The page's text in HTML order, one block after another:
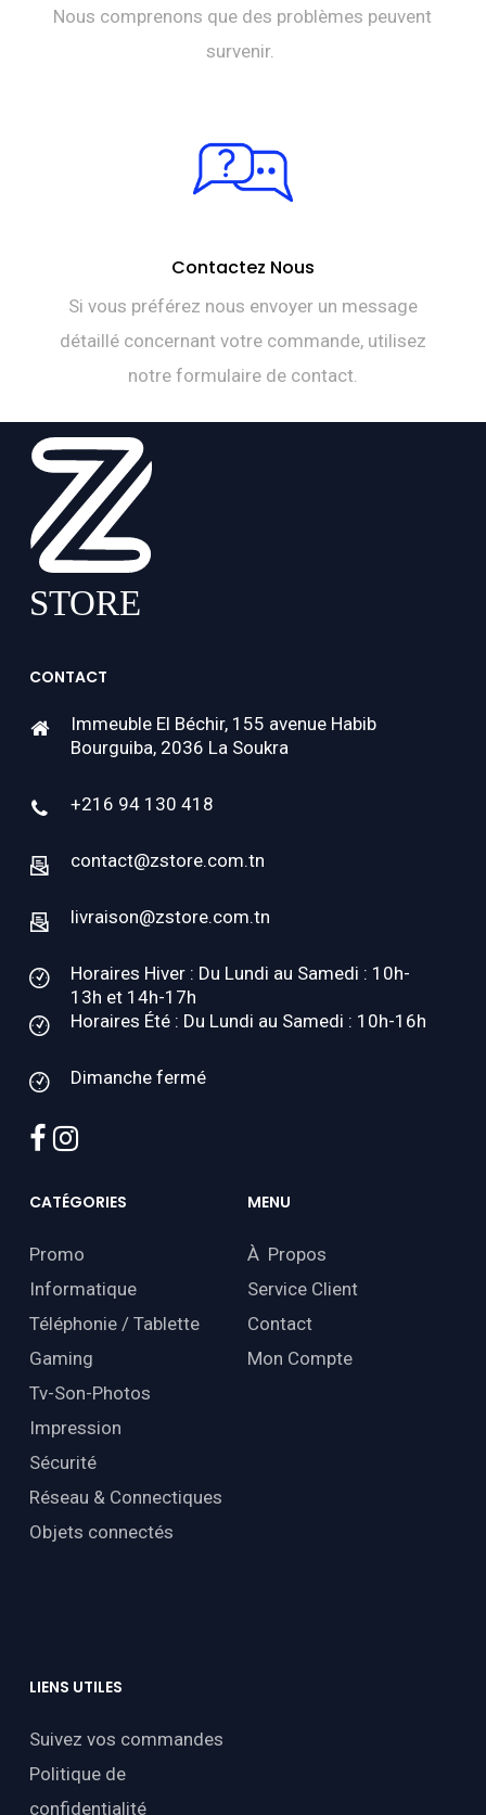
Nous comprenons que des problèmes peuvent
survenir.
Contactez Nous
Si vous préférez nous envoyer un message
détaillé concernant votre commande, utilisez
notre formulaire de contact.
CONTACT
Immeuble El Béchir, 155 avenue Habib
Bourguiba, 2036 La Soukra
+216 94 130 418
contact@zstore.com.tn
livraison@zstore.com.tn
Horaires Hiver : Du Lundi au Samedi : 10h-
13h et 14h-17h
Horaires Été : Du Lundi au Samedi : 10h-16h
Dimanche fermé
facebook
instagram
CATÉGORIES
Promo
Informatique
Téléphonie / Tablette
Gaming
Tv-Son-Photos
Impression
Sécurité
Réseau & Connectiques
Objets connectés
MENU
À Propos
Service Client
Contact
Mon Compte
LIENS UTILES
Suivez vos commandes
Politique de
confidentialité